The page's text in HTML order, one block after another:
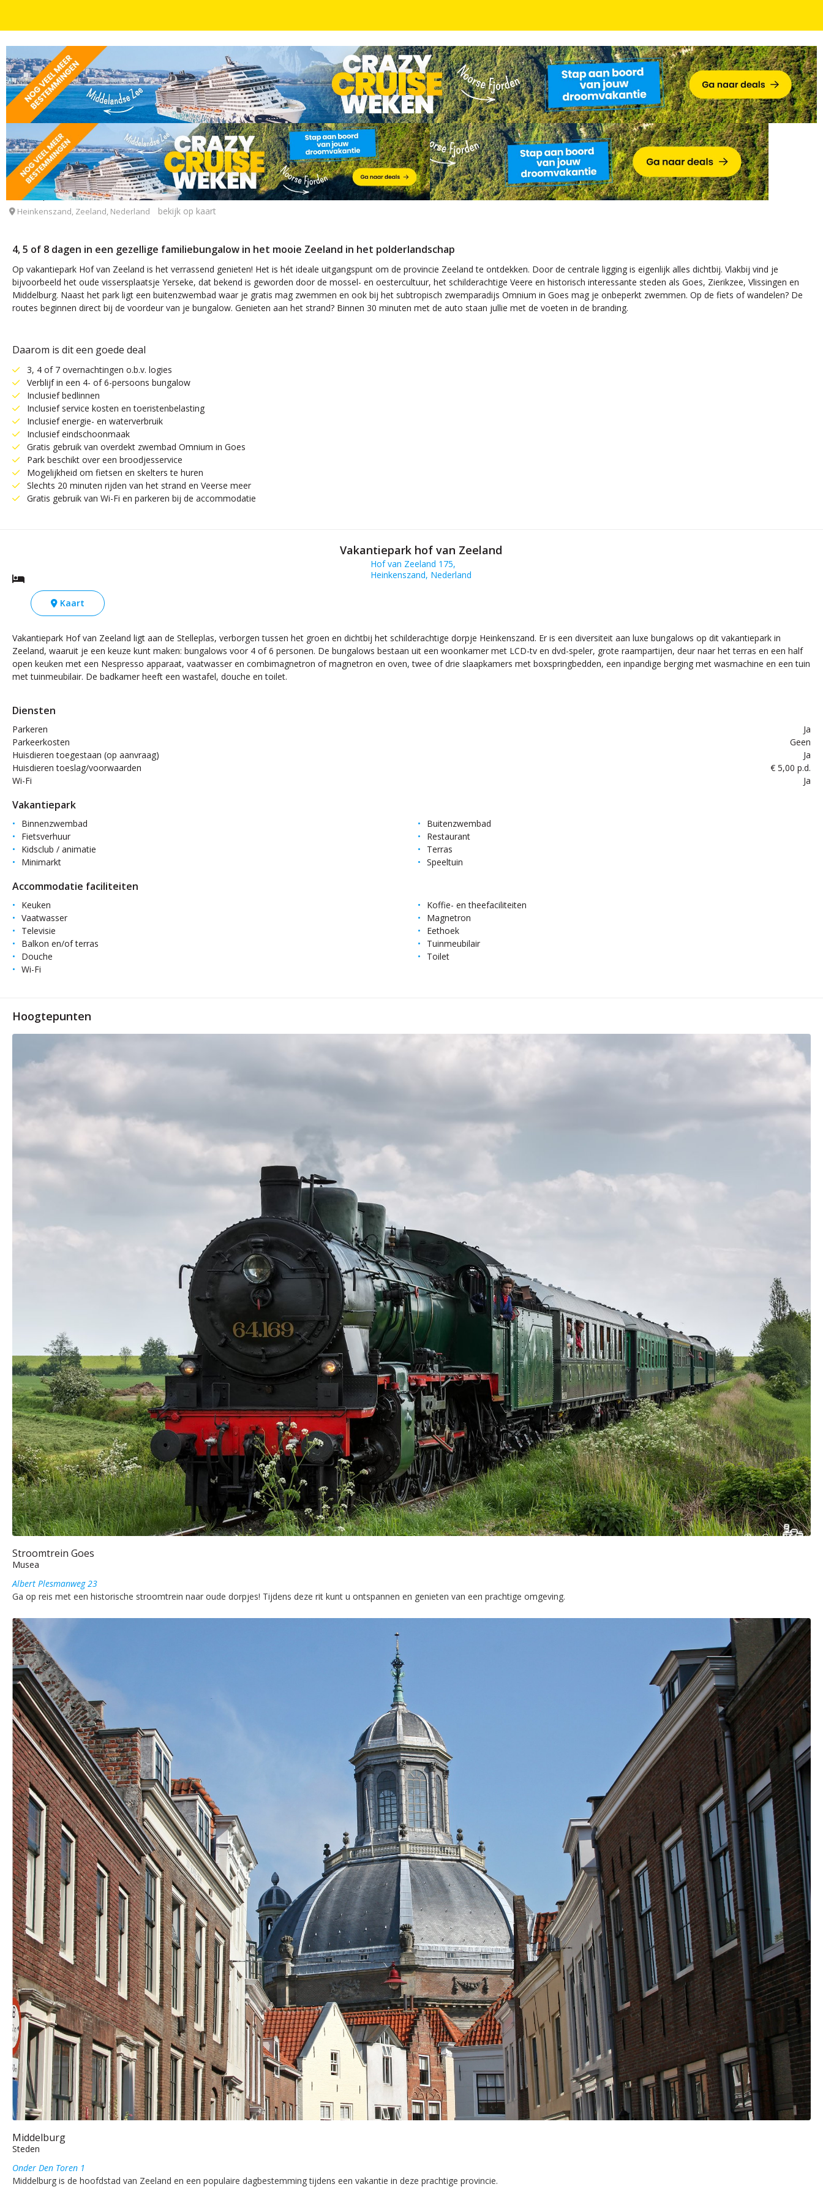
VAKANTIEPARKEN IN NEDERLAND DAGEN
Gezellige familiebungalow in het mooie Zeeland
Vakantiepark hof van Zeeland
Heinkenszand, Zeeland, Nederland bekijk op kaart
4, 5 of 8 dagen in een gezellige familiebungalow in het mooie Zeeland in het polderlandschap
Op vakantiepark Hof van Zeeland is het verrassend genieten! Het is hét ideale uitgangspunt om de provincie Zeeland te ontdekken. Door de centrale ligging is eigenlijk alles dichtbij. Vlakbij vind je
bijvoorbeeld het oude vissersplaatsje Yerseke, dat bekend is geworden door de mossel- en oestercultuur, het schilderachtige Veere en historisch interessante steden als Goes, Zierikzee, Vlissingen en
Middelburg. Naast het park ligt een buitenzwembad waar je gratis mag zwemmen en ook bij het subtropisch zwemparadijs Omnium in Goes mag je onbeperkt zwemmen. Op de fiets of wandelen? De
routes beginnen direct bij de voordeur van je bungalow. Genieten aan het strand? Binnen 30 minuten met de auto staan jullie met de voeten in de branding.
Daarom is dit een goede deal
3, 4 of 7 overnachtingen o.b.v. logies
Verblijf in een 4- of 6-persoons bungalow
Inclusief bedlinnen
Inclusief service kosten en toeristenbelasting
Inclusief energie- en waterverbruik
Inclusief eindschoonmaak
Gratis gebruik van overdekt zwembad Omnium in Goes
Park beschikt over een broodjesservice
Mogelijkheid om fietsen en skelters te huren
Slechts 20 minuten rijden van het strand en Veerse meer
Gratis gebruik van Wi-Fi en parkeren bij de accommodatie
Vakantiepark hof van Zeeland
Hof van Zeeland 175,
Heinkenszand, Nederland
Kaart
Vakantiepark Hof van Zeeland ligt aan de Stelleplas, verborgen tussen het groen en dichtbij het schilderachtige dorpje Heinkenszand. Er is een diversiteit aan luxe bungalows op dit vakantiepark in
Zeeland, waaruit je een keuze kunt maken: bungalows voor 4 of 6 personen. De bungalows bestaan uit een woonkamer met LCD-tv en dvd-speler, grote raampartijen, deur naar het terras en een half
open keuken met een Nespresso apparaat, vaatwasser en combimagnetron of magnetron en oven, twee of drie slaapkamers met boxspringbedden, een inpandige berging met wasmachine en een tuin
met tuinmeubilair. De badkamer heeft een wastafel, douche en toilet.
Diensten
Parkeren
Ja
Parkeerkosten
Geen
Huisdieren toegestaan (op aanvraag)
Ja
Huisdieren toeslag/voorwaarden
€ 5,00 p.d.
Wi-Fi
Ja
Vakantiepark
Binnenzwembad
Buitenzwembad
Fietsverhuur
Restaurant
Kidsclub / animatie
Terras
Minimarkt
Speeltuin
Accommodatie faciliteiten
Keuken
Koffie- en theefaciliteiten
Vaatwasser
Magnetron
Televisie
Eethoek
Balkon en/of terras
Tuinmeubilair
Douche
Toilet
Wi-Fi
Hoogtepunten
Stroomtrein Goes
Musea
Albert Plesmanweg 23
Ga op reis met een historische stroomtrein naar oude dorpjes! Tijdens deze rit kunt u ontspannen en genieten van een prachtige omgeving.
Middelburg
Steden
Onder Den Toren 1
Middelburg is de hoofdstad van Zeeland en een populaire dagbestemming tijdens een vakantie in deze prachtige provincie.